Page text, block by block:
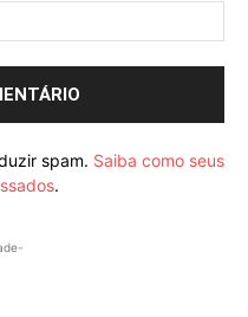
spam. Saiba como seus
.